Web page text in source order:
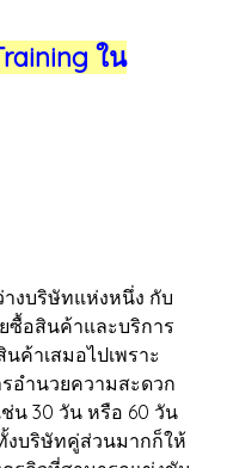
ใน
บริษัทแห่งหนึ่ง กับ
ซื้อสินค้าและบริการ
ค้าเสมอไปเพราะ
อำนวยความสะดวก
น 30 วัน หรือ 60 วัน
งบริษัทคู่ส่วนมากก็ให้